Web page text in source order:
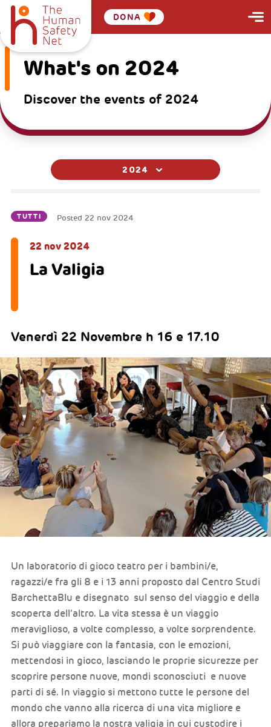
DONA
What's on 2024
Discover the events of 2024
2024
TUTTI Posted 22 nov 2024
22 nov 2024
La Valigia
Venerdì 22 Novembre h 16 e 17.10
Un laboratorio di gioco teatro per i bambini/e,
ragazzi/e fra gli 8 e i 13 anni proposto dal Centro Studi
BarchettaBlu e disegnato sul senso del viaggio e della
scoperta dell’altro. La vita stessa è un viaggio
meraviglioso, a volte complesso, a volte sorprendente.
Si può viaggiare con la fantasia, con le emozioni,
mettendosi in gioco, lasciando le proprie sicurezze per
scoprire persone nuove, mondi sconosciuti e nuove
parti di sé. In viaggio si mettono tutte le persone del
mondo che vanno alla ricerca di una vita migliore e
allora prepariamo la nostra valigia in cui custodire i